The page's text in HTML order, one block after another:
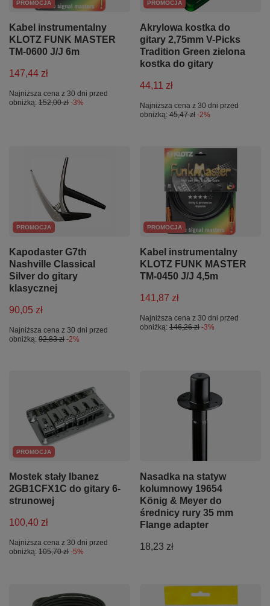
PROMOCJA
Kabel instrumentalny
KLOTZ FUNK MASTER
TM-0600 J/J 6m
147,44 zł
Najniższa cena z 30 dni przed
obniżką: 152,00 zł -3%
PROMOCJA
Akrylowa kostka do
gitary 2,75mm V-Picks
Tradition Green zielona
kostka do gitary
44,11 zł
Najniższa cena z 30 dni przed
obniżką: 45,47 zł -2%
PROMOCJA
Kapodaster G7th
Nashville Classical
Silver do gitary
klasycznej
90,05 zł
Najniższa cena z 30 dni przed
obniżką: 92,83 zł -2%
PROMOCJA
Kabel instrumentalny
KLOTZ FUNK MASTER
TM-0450 J/J 4,5m
141,87 zł
Najniższa cena z 30 dni przed
obniżką: 146,26 zł -3%
PROMOCJA
Mostek stały Ibanez
2GB1CFX1C do gitary 6-
strunowej
100,40 zł
Najniższa cena z 30 dni przed
obniżką: 105,70 zł -5%
Nasadka na statyw
kolumnowy 19654
König & Meyer do
średnicy rury 35 mm
Flange adapter
18,23 zł